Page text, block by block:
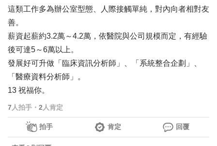
這類工作多為辦公室型態、人際接觸單純，對內向者相對友
善。
薪資起薪約3.2萬～4.2萬，依醫院與公司規模而定，有經驗
後可達5～6萬以上。
發展好可升做「臨床資訊分析師」、「系統整合企劃」、
「醫療資料分析師」。
13 祝福你。
7 人拍手 ・ 2 人肯定
拍手 肯定 回覆